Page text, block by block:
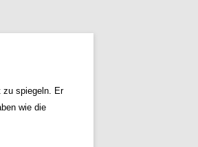
zu spiegeln. Er
wie die